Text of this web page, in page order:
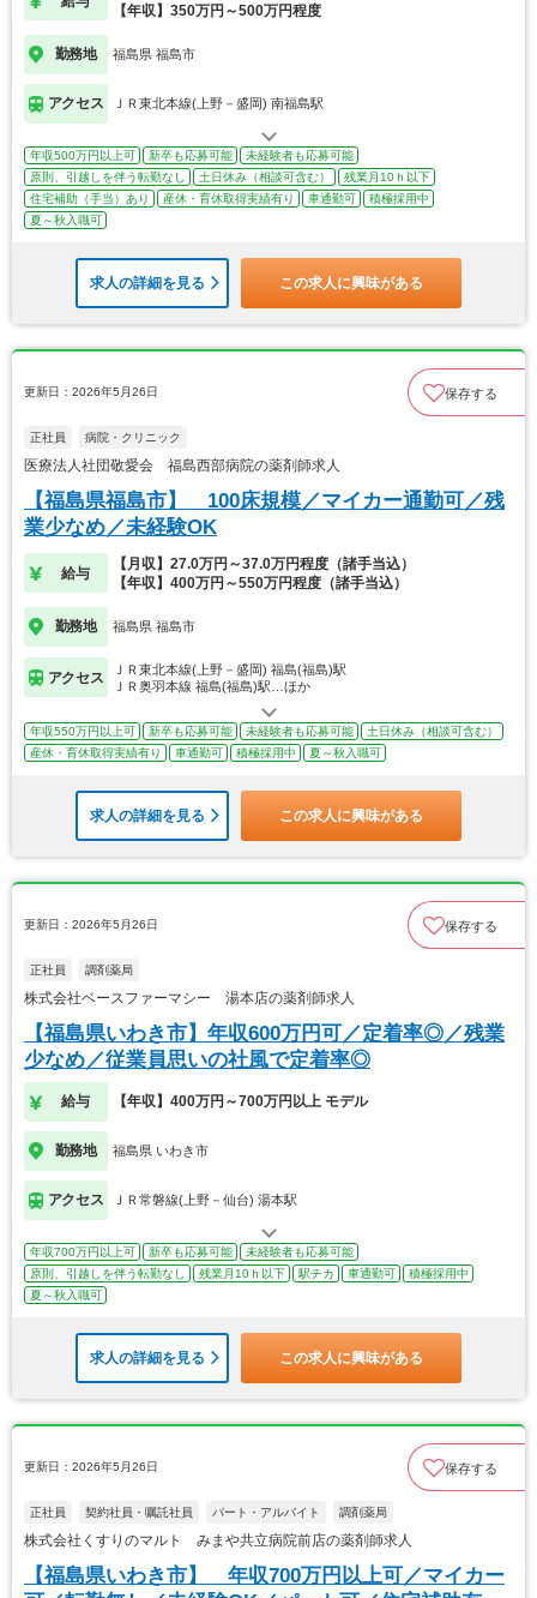
【年収】350万円～500万円程度
勤務地 福島県 福島市
アクセス ＪＲ東北本線(上野－盛岡) 南福島駅
年収500万円以上可 新卒も応募可能
未経験者も応募可能
原則、引越しを伴う転勤なし
土日休み（相談可含む）
残業月10ｈ以下
住宅補助（手当）あり
産休・育休取得実績有り 車通勤可
積極採用中
夏～秋入職可
求人の詳細を見る この求人に興味がある
更新日：2026年5月26日 保存する
正社員 病院・クリニック
医療法人社団敬愛会 福島西部病院の薬剤師求人
【福島県福島市】 100床規模／マイカー通勤可／残
業少なめ／未経験OK
給与
【月収】27.0万円～37.0万円程度（諸手当込）
【年収】400万円～550万円程度（諸手当込）
勤務地 福島県 福島市
アクセス
ＪＲ東北本線(上野－盛岡) 福島(福島)駅
ＪＲ奥羽本線 福島(福島)駅…ほか
年収550万円以上可 新卒も応募可能 未経験者も応募可能
土日休み（相談可含む）
産休・育休取得実績有り
車通勤可 積極採用中 夏～秋入職可
求人の詳細を見る この求人に興味がある
更新日：2026年5月26日 保存する
正社員 調剤薬局
株式会社ベースファーマシー 湯本店の薬剤師求人
【福島県いわき市】年収600万円可／定着率◎／残業
少なめ／従業員思いの社風で定着率◎
給与 【年収】400万円～700万円以上 モデル
勤務地 福島県 いわき市
アクセス ＪＲ常磐線(上野－仙台) 湯本駅
年収700万円以上可 新卒も応募可能
未経験者も応募可能
原則、引越しを伴う転勤なし
残業月10ｈ以下 駅チカ 車通勤可
積極採用中
夏～秋入職可
求人の詳細を見る この求人に興味がある
更新日：2026年5月26日 保存する
正社員 契約社員・嘱託社員 パート・アルバイト 調剤薬局
株式会社くすりのマルト みまや共立病院前店の薬剤師求人
【福島県いわき市】 年収700万円以上可／マイカー